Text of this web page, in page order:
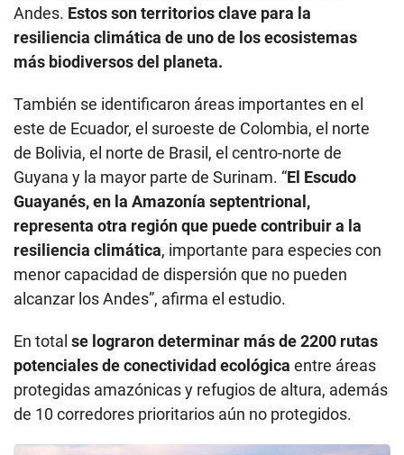
Andes. Estos son territorios clave para la
resiliencia climática de uno de los ecosistemas
más biodiversos del planeta.
También se identificaron áreas importantes en el
este de Ecuador, el suroeste de Colombia, el norte
de Bolivia, el norte de Brasil, el centro-norte de
Guyana y la mayor parte de Surinam. “El Escudo
Guayanés, en la Amazonía septentrional,
representa otra región que puede contribuir a la
resiliencia climática, importante para especies con
menor capacidad de dispersión que no pueden
alcanzar los Andes”, afirma el estudio.
En total se lograron determinar más de 2200 rutas
potenciales de conectividad ecológica entre áreas
protegidas amazónicas y refugios de altura, además
de 10 corredores prioritarios aún no protegidos.